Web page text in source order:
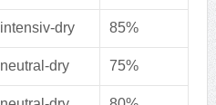
intensiv-dry 85%
neutral-dry 75%